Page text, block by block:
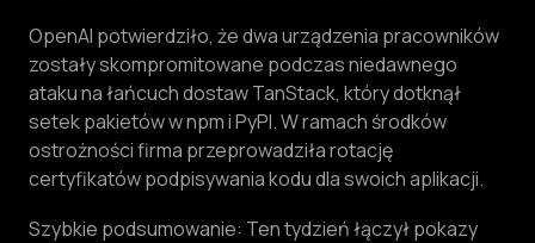
OpenAI potwierdziło, że dwa urządzenia pracowników
zostały skompromitowane podczas niedawnego
ataku na łańcuch dostaw TanStack, który dotknął
setek pakietów w npm i PyPI. W ramach środków
ostrożności firma przeprowadziła rotację
certyfikatów podpisywania kodu dla swoich aplikacji.
Szybkie podsumowanie: Ten tydzień łączył pokazy